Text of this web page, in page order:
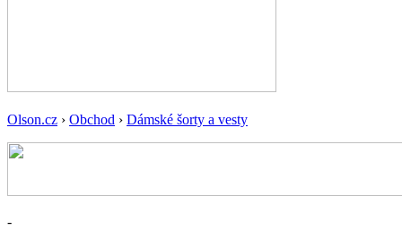
Olson.cz › Obchod › Dámské šorty a vesty
-